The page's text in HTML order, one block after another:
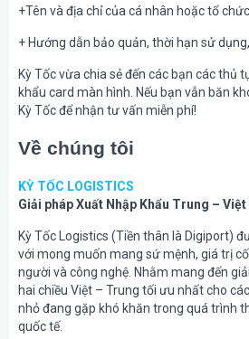
+Tên và địa chỉ của cá nhân hoặc tổ
+ Hướng dẫn bảo quản, thời hạn sử
Kỳ Tốc vừa chia sẻ đến các bạn các thủ
khẩu card màn hình. Nếu bạn vẫn băn
Kỳ Tốc để nhận tư vấn miễn phí!
Về chúng tôi
KỲ TỐC LOGISTICS
Giải pháp Xuất Nhập Khẩu Trung –
Kỳ Tốc Logistics (Tiền thân là Digiport)
với mong muốn mang sứ mệnh, giá trị
người và công nghệ. Nhằm mang đến
hai chiều Việt – Trung tối ưu nhất cho
nhỏ đang gặp khó khăn trong quá trình
quốc tế.